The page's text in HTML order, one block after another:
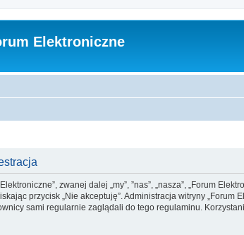
Elektroniczne
zwanej dalej „my”, ”nas”, „nasza”, „Forum
przycisk „Nie akceptuję”. Administracja witryny
sami regularnie zaglądali do tego regulaminu.